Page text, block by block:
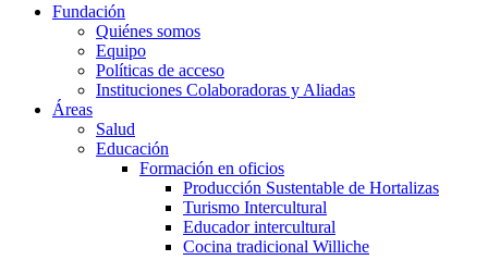
Fundación
Quiénes somos
Equipo
Políticas de acceso
Instituciones Colaboradoras y Aliadas
Áreas
Salud
Educación
Formación en oficios
Producción Sustentable de Hortalizas
Turismo Intercultural
Educador intercultural
Cocina tradicional Williche